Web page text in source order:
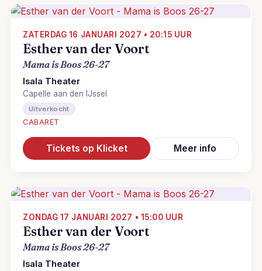
ZATERDAG 16 JANUARI 2027 • 20:15 UUR
Esther van der Voort
Mama is Boos 26-27
Isala Theater
Capelle aan den IJssel
Uitverkocht
CABARET
Tickets op Klicket Meer info
ZONDAG 17 JANUARI 2027 • 15:00 UUR
Esther van der Voort
Mama is Boos 26-27
Isala Theater